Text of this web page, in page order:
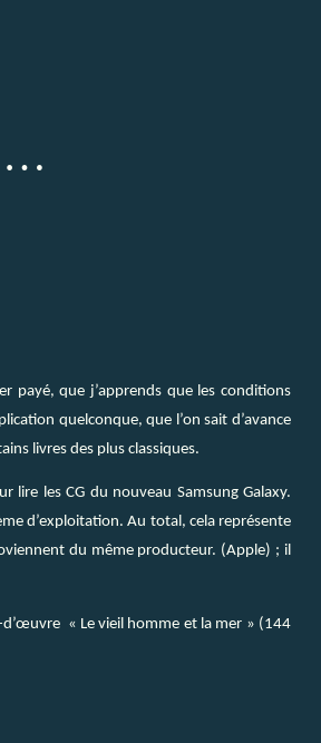
payé, que j’apprends que les conditions
quelconque, que l’on sait d’avance
livres des plus classiques.
lire les CG du nouveau Samsung Galaxy.
d’exploitation. Au total, cela représente
du même producteur. (Apple) ; il
« Le vieil homme et la mer » (144